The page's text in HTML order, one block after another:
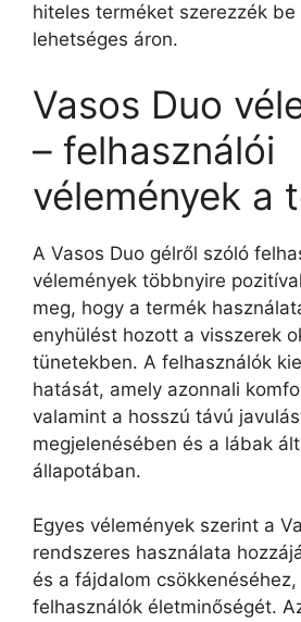
hiteles terméket szerezzék be
lehetséges áron.
Vasos Duo
– felhasználói
vélemények a
A Vasos Duo gélről szóló
vélemények többnyire
meg, hogy a termék
enyhülést hozott a visszerek
tünetekben. A felhasználók
hatását, amely azonnali
valamint a hosszú távú
megjelenésében és a lábak
állapotában.
Egyes vélemények szerint a
rendszeres használata
és a fájdalom
felhasználók életminőségét.